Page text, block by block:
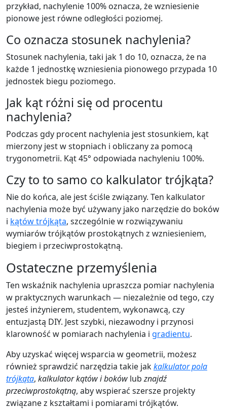
przykład, nachylenie 100% oznacza, że wzniesienie
pionowe jest równe odległości poziomej.
Co oznacza stosunek nachylenia?
Stosunek nachylenia, taki jak 1 do 10, oznacza, że na
każde 1 jednostkę wzniesienia pionowego przypada 10
jednostek biegu poziomego.
Jak kąt różni się od procentu
nachylenia?
Podczas gdy procent nachylenia jest stosunkiem, kąt
mierzony jest w stopniach i obliczany za pomocą
trygonometrii. Kąt 45° odpowiada nachyleniu 100%.
Czy to to samo co kalkulator trójkąta?
Nie do końca, ale jest ściśle związany. Ten kalkulator
nachylenia może być używany jako narzędzie do boków
i kątów trójkąta, szczególnie w rozwiązywaniu
wymiarów trójkątów prostokątnych z wzniesieniem,
biegiem i przeciwprostokątną.
Ostateczne przemyślenia
Ten wskaźnik nachylenia upraszcza pomiar nachylenia
w praktycznych warunkach — niezależnie od tego, czy
jesteś inżynierem, studentem, wykonawcą, czy
entuzjastą DIY. Jest szybki, niezawodny i przynosi
klarowność w pomiarach nachylenia i gradientu.
Aby uzyskać więcej wsparcia w geometrii, możesz
również sprawdzić narzędzia takie jakkalkulator pola
trójkąta, kalkulator kątów i boków lubznajdź
przeciwprostokątną, aby wspierać szersze projekty
związane z kształtami i pomiarami trójkątów.